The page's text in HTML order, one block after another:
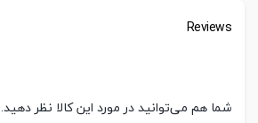
Reviews
شما هم می‌توانید در مورد این کالا نظر دهید.